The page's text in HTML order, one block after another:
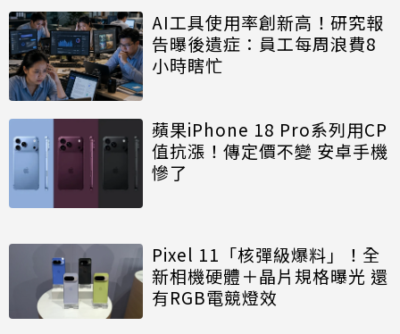
AI工具使用率創新高！研究報
告曝後遺症：員工每周浪費8
小時瞎忙
蘋果iPhone 18 Pro系列用CP
值抗漲！傳定價不變 安卓手機
慘了
Pixel 11「核彈級爆料」！全
新相機硬體＋晶片規格曝光 還
有RGB電競燈效